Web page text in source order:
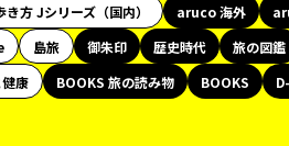
き方 Jシリーズ（国内） aruco 海外
島旅 御朱印 歴史時代 旅の図鑑
康 BOOKS 旅の読み物 BOOKS